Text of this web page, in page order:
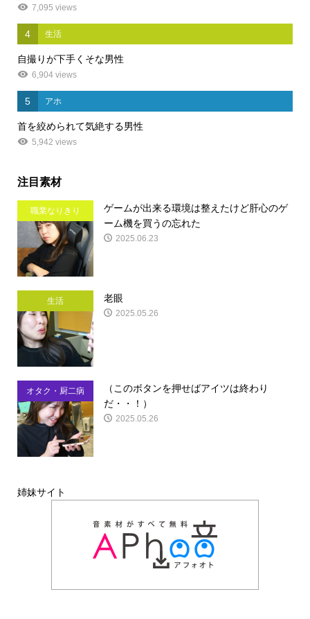
7,095 views
4 生活
自撮りが下手くそな男性
6,904 views
5 アホ
首を絞められて気絶する男性
5,942 views
注目素材
職業なりきり
ゲームが出来る環境は整えたけど肝心のゲ
ーム機を買うの忘れた
2025.06.23
生活 老眼
2025.05.26
オタク・厨二病
（このボタンを押せばアイツは終わり
だ・・！）
2025.05.26
姉妹サイト